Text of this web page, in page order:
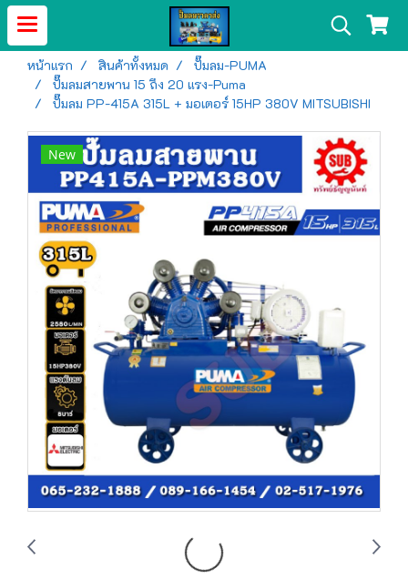
หน้าแรก สินค้าทั้งหมด
ปั๊มลม-PUMA
ปั๊มลมสายพาน 15 ถึง 20 แรง-Puma
ปั๊มลม PP-415A 315L + มอเตอร์ 15HP 380V MITSUBISHI
New